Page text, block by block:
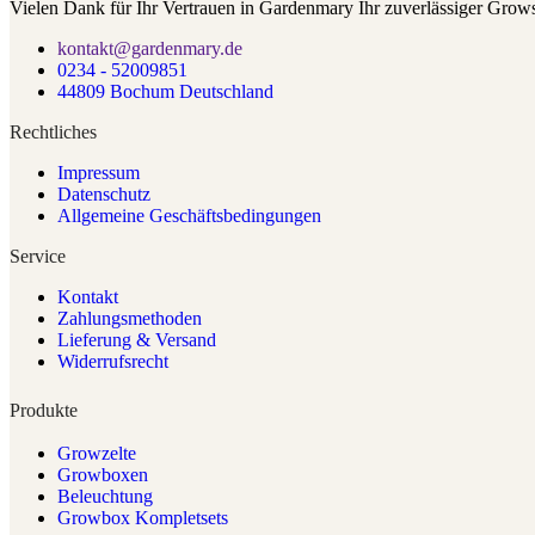
Vielen Dank für Ihr Vertrauen in Gardenmary Ihr zuverlässiger
kontakt@gardenmary.de
0234 - 52009851
44809 Bochum Deutschland
Rechtliches
Impressum
Datenschutz
Allgemeine Geschäftsbedingungen
Service
Kontakt
Zahlungsmethoden
Lieferung & Versand
Widerrufsrecht
Produkte
Growzelte
Growboxen
Beleuchtung
Growbox Kompletsets